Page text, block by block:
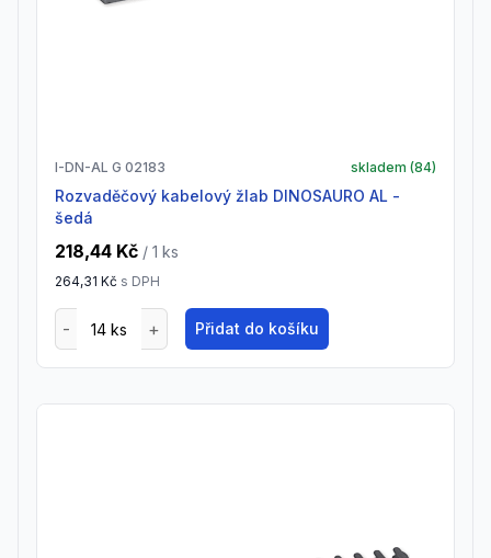
I-DN-AL G 02183 skladem (84)
Rozvaděčový kabelový žlab DINOSAURO AL -
šedá
218,44 Kč / 1 ks
264,31 Kč s DPH
Přidat do košíku